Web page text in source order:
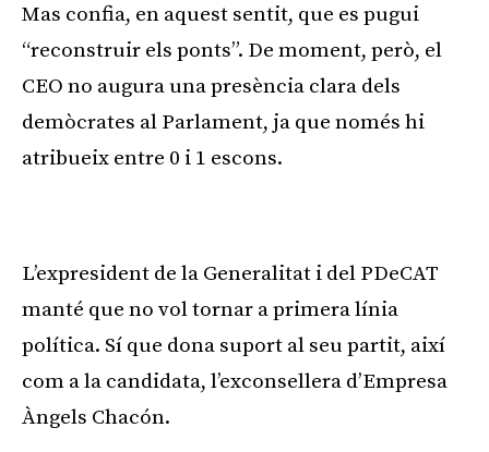
Mas confia, en aquest sentit, que es pugui
“reconstruir els ponts”. De moment, però, el
CEO no augura una presència clara dels
demòcrates al Parlament, ja que només hi
atribueix entre 0 i 1 escons.
L’expresident de la Generalitat i del PDeCAT
manté que no vol tornar a primera línia
política. Sí que dona suport al seu partit, així
com a la candidata, l’exconsellera d’Empresa
Àngels Chacón.